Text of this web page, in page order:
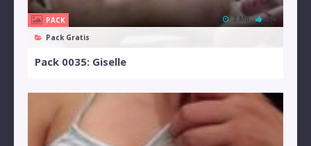
PACK
Pack Gratis
2 MB 0%
Pack 0035: Giselle